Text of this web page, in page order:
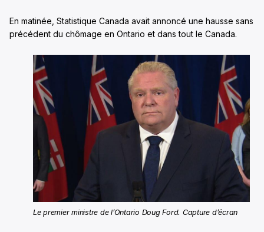
En matinée, Statistique Canada avait annoncé une hausse sans
précédent du chômage en Ontario et dans tout le Canada.
Le premier ministre de l’Ontario Doug Ford. Capture d’écran